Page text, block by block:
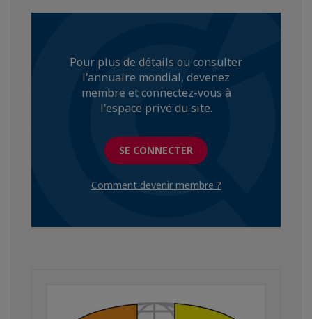
Pour plus de détails ou consulter
l'annuaire mondial, devenez
membre et connectez-vous à
l'espace privé du site.
SE CONNECTER
Comment devenir membre ?